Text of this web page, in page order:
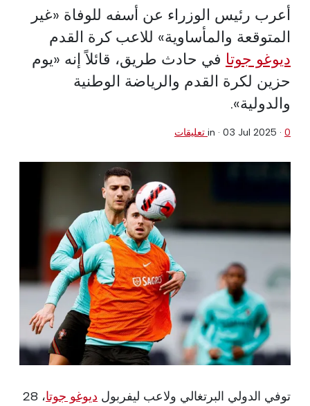
أعرب رئيس الوزراء عن أسفه للوفاة «غير
المتوقعة والمأساوية» للاعب كرة القدم
ديوغو جوتا في حادث طريق، قائلاً إنه «يوم
حزين لكرة القدم والرياضة الوطنية
والدولية».
in · 03 Jul 2025 · 0 تعليقات
توفي الدولي البرتغالي ولاعب ليفربول ديوغو جوتا ، 28